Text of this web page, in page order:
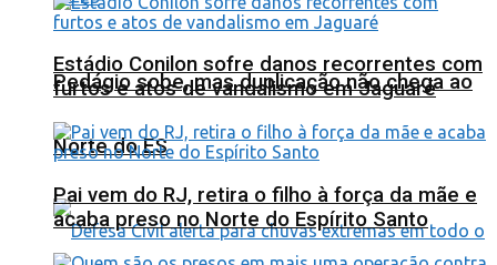
Pedágio sobe, mas duplicação não chega ao
Norte do ES
Estádio Conilon sofre danos recorrentes com
furtos e atos de vandalismo em Jaguaré
Pai vem do RJ, retira o filho à força da mãe e
acaba preso no Norte do Espírito Santo